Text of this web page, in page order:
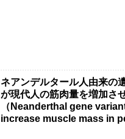
ネアンデルタール人由来の
が現代人の筋肉量を増加さ
（Neanderthal gene
increase muscle mass in